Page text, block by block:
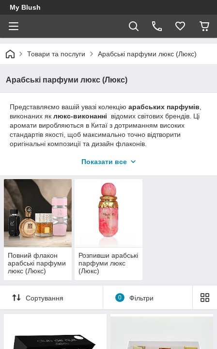
My Blush
Товари та послуги Арабські парфуми люкс (Люкс)
Арабські парфуми люкс (Люкс)
Представляємо вашій увазі колекцію арабських парфумів
виконаних як люкс-виконанні
відомих світових брендів. Ці
аромати виробляються в Китаї з дотриманням високих
стандартів якості, щоб максимально точно відтворити
оригінальні композиції та дизайн флаконів.
відтворення складних та багатогранних нот
оригінальних люксових парфумів. Стійкість ароматів в
середньому складає 6-8 годин, залежно від типу
аромату.
Розкішний дизайн:
Кожен флакон та упаковка
копіюють оригінальний дизайн, що робить ці парфуми
ідеальними для подарунка або особистої колекції.
Доступна розкіш:
Отримайте бажаний аромат без
значних витрат. Це ідеальне рішення для тих, хто
любить часто змінювати парфуми та експериментувати
В наявності великий вибір
найпопулярніших та нішевих ароматів як для чоловіків,
так і для жінок.
Показати все
Повний флакон
арабські парфуми
люкс (Люкс)
Розпивши арабські
парфуми люкс
(Люкс)
Сортування 0 Фільтри